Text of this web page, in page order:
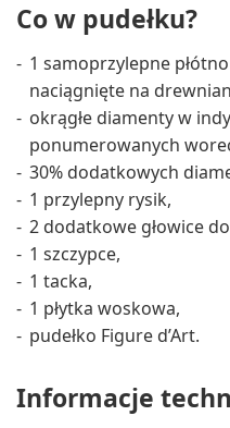
Co w pudełku?
1 samoprzylepne
naciągnięte na
okrągłe diamenty w
ponumerowanych
30% dodatkowych
1 przylepny rysik,
2 dodatkowe głowice
1 szczypce,
1 tacka,
1 płytka woskowa,
pudełko Figure d’Art.
Informacje